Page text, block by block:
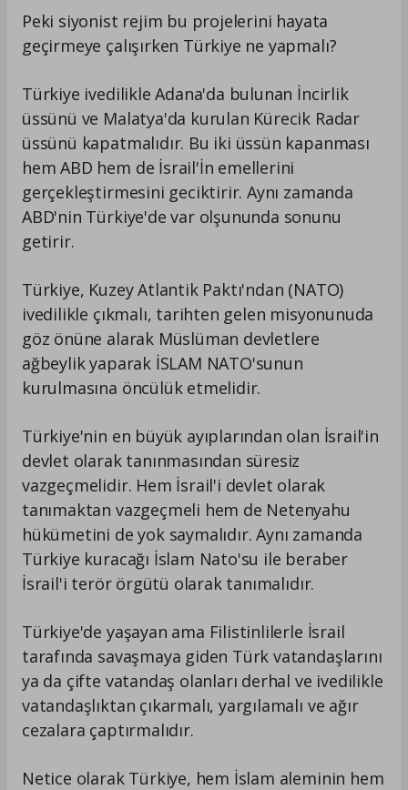
Peki siyonist rejim bu projelerini hayata
geçirmeye çalışırken Türkiye ne yapmalı?
Türkiye ivedilikle Adana'da bulunan İncirlik
üssünü ve Malatya'da kurulan Kürecik Radar
üssünü kapatmalıdır. Bu iki üssün kapanması
hem ABD hem de İsrail'İn emellerini
gerçekleştirmesini geciktirir. Aynı zamanda
ABD'nin Türkiye'de var olşununda sonunu
getirir.
Türkiye, Kuzey Atlantik Paktı'ndan (NATO)
ivedilikle çıkmalı, tarihten gelen misyonunuda
göz önüne alarak Müslüman devletlere
ağbeylik yaparak İSLAM NATO'sunun
kurulmasına öncülük etmelidir.
Türkiye'nin en büyük ayıplarından olan İsrail'in
devlet olarak tanınmasından süresiz
vazgeçmelidir. Hem İsrail'i devlet olarak
tanımaktan vazgeçmeli hem de Netenyahu
hükümetini de yok saymalıdır. Aynı zamanda
Türkiye kuracağı İslam Nato'su ile beraber
İsrail'i terör örgütü olarak tanımalıdır.
Türkiye'de yaşayan ama Filistinlilerle İsrail
tarafında savaşmaya giden Türk vatandaşlarını
ya da çifte vatandaş olanları derhal ve ivedilikle
vatandaşlıktan çıkarmalı, yargılamalı ve ağır
cezalara çaptırmalıdır.
Netice olarak Türkiye, hem İslam aleminin hem